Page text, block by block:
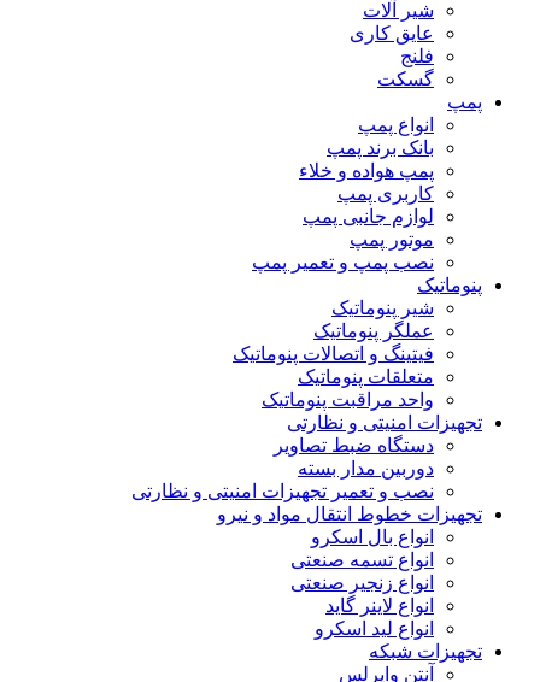
شیر آلات
عایق کاری
فلنج
گسکت
پمپ
انواع پمپ
بانک برند پمپ
پمپ هواده و خلاء
کاربری پمپ
لوازم جانبی پمپ
موتور پمپ
نصب پمپ و تعمیر پمپ
پنوماتیک
شیر پنوماتیک
عملگر پنوماتیک
فیتینگ و اتصالات پنوماتیک
متعلقات پنوماتیک
واحد مراقبت پنوماتیک
تجهیزات امنیتی و نظارتی
دستگاه ضبط تصاویر
دوربین مدار بسته
نصب و تعمیر تجهیزات امنیتی و نظارتی
تجهیزات خطوط انتقال مواد و نیرو
انواع بال اسکرو
انواع تسمه صنعتی
انواع زنجیر صنعتی
انواع لاینر گاید
انواع لید اسکرو
تجهیزات شبکه
آنتن وایرلس